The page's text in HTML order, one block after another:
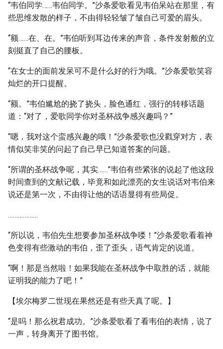
“韦伯同学……韦伯同学。”沙条爱歌看见韦伯呆站在那里，有
些思维发散的样子，不由得轻轻皱了皱自己可爱的眉头。
“额……在、在。”韦伯听到耳边传来的声音，条件发射般的立
刻挺直了自己的腰板。
“在女士的面前发呆可不是什么好的行为哦。”沙条爱歌笑容
灿烂的开口提醒。
“额。”韦伯尴尬的挠了挠头，脸色通红，强行的转移话题
道：“对了，爱歌同学你对圣杯战争感兴趣吗？”
“嗯，我对这个蛮感兴趣的哦！”沙条爱歌也没戳穿对方，表
情似笑非笑的问起了自己早已知道答案的问题。
“所谓的圣杯战争呢，其实……”韦伯有些紧张的说起了他这段
时间查到的文献记载，毕竟和如此漂亮的女生说话对韦伯来
说还是第一次，不由得让他的话语显得有些局促。
………………
“所以说，韦伯先生想要参加圣杯战争喽！”沙条爱歌看着神
色变得有些激动的韦伯，歪了歪头，语气肯定的说道。
“啊！那是当然啦！如果我能在圣杯战争中取胜的话，就能
证明我的能力了吧！”
【埃尔梅罗二世现在果然还是有些天真了呢。】
“是吗！那么祝君成功。”沙条爱歌看了看韦伯的表情，说了
一声，转身离开了图书馆。